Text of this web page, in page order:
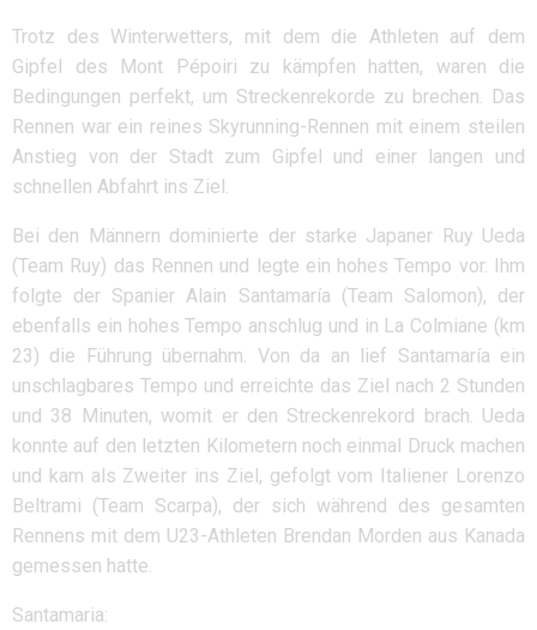
Trotz des Winterwetters, mit dem die Athleten auf dem
Gipfel des Mont Pépoiri zu kämpfen hatten, waren die
Bedingungen perfekt, um Streckenrekorde zu brechen. Das
Rennen war ein reines Skyrunning-Rennen mit einem steilen
Anstieg von der Stadt zum Gipfel und einer langen und
schnellen Abfahrt ins Ziel.
Bei den Männern dominierte der starke Japaner Ruy Ueda
(Team Ruy) das Rennen und legte ein hohes Tempo vor. Ihm
folgte der Spanier Alain Santamaría (Team Salomon), der
ebenfalls ein hohes Tempo anschlug und in La Colmiane (km
23) die Führung übernahm. Von da an lief Santamaría ein
unschlagbares Tempo und erreichte das Ziel nach 2 Stunden
und 38 Minuten, womit er den Streckenrekord brach. Ueda
konnte auf den letzten Kilometern noch einmal Druck machen
und kam als Zweiter ins Ziel, gefolgt vom Italiener Lorenzo
Beltrami (Team Scarpa), der sich während des gesamten
Rennens mit dem U23-Athleten Brendan Morden aus Kanada
gemessen hatte.
Santamaria: